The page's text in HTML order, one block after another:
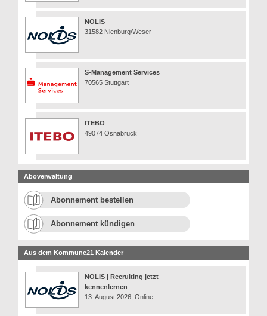
NOLIS
31582 Nienburg/Weser
S-Management Services
70565 Stuttgart
ITEBO
49074 Osnabrück
Aboverwaltung
Abonnement bestellen
Abonnement kündigen
Aus dem Kommune21 Kalender
NOLIS | Recruiting jetzt
kennenlernen
13. August 2026, Online